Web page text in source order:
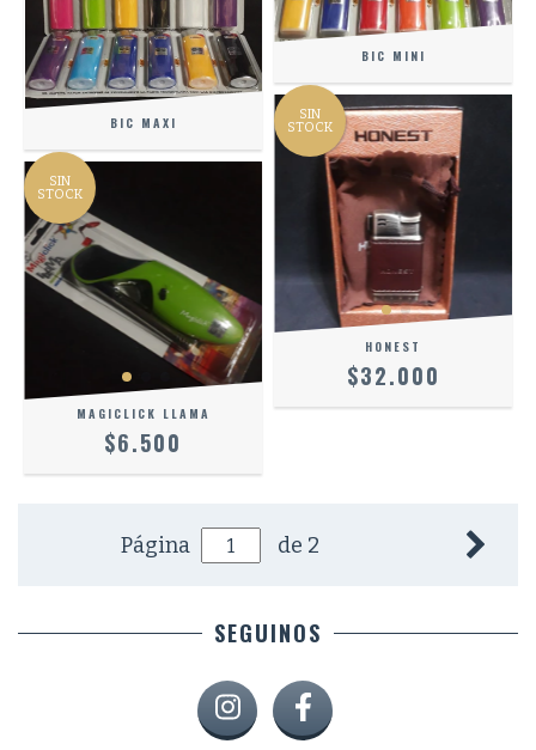
BIC MAXI
BIC MINI
SIN
STOCK
MAGICLICK LLAMA
$6.500
SIN
STOCK
HONEST
$32.000
Página de 2
SEGUINOS